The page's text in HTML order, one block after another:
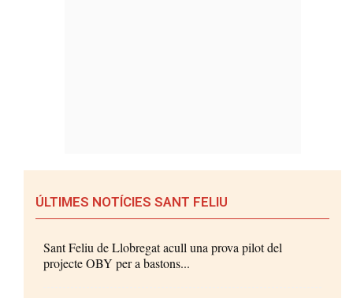
ÚLTIMES NOTÍCIES SANT FELIU
Sant Feliu de Llobregat acull una prova pilot del
projecte OBY per a bastons...